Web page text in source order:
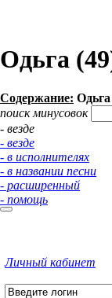
Одьга
Содержание:
поиск минусовок
- везде
- везде
- в исполнителях
- в названии песни
- расширенный
- помощь
Личный кабинет